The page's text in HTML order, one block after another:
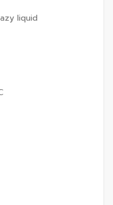
liquid